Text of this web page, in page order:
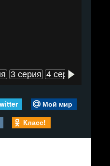
3 серия 4 серия
Мой мир
Класс!